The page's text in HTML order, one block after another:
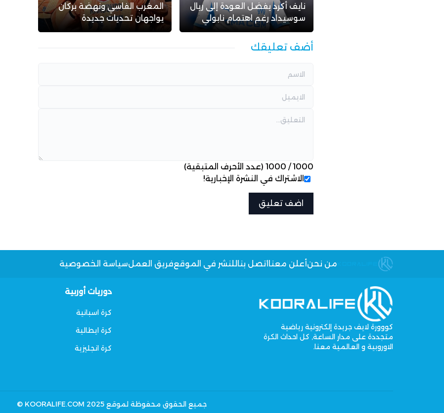
نايف أكرد يفضل العودة إلى ريال
سوسيداد رغم اهتمام نابولي
المغرب الفاسي ونهضة بركان
يواجهان تحديات جديدة
أضف تعليقك
1000
/
1000 (عدد الأحرف المتبقية)
الاشتراك في النشرة الإخبارية!
من نحنأعلن معنا اتصل بنا للنشر في الموقعفريق العملسياسة الخصوصية
كووورة لايف جريدة إلكترونية رياضية
متجددة على مدار الساعة, كل احداث الكرة
الاوروبية و العالمية معنا.
دوريات أوربية
كرة اسبانية
كرة ايطالية
كرة انجليزية
جميع الحقوق محفوظة لموقع KOORALIFE.COM 2025 ©